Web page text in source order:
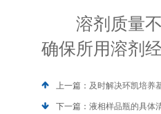
溶剂质量不
确保所用溶剂
上一篇： 及时解决环凯培养
下一篇： 液相样品瓶的具体